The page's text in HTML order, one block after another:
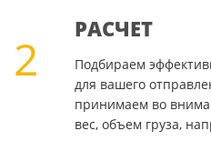
2
РАСЧЕТ
Подбираем
для вашего
принимаем во
вес, объем груза,